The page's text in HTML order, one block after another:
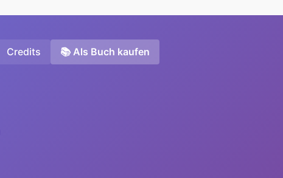
Credits 📚 Als Buch kaufen